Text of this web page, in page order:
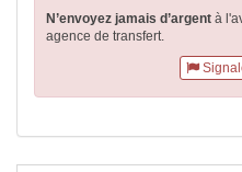
N’envoyez jamais d’argent à
agence de transfert.